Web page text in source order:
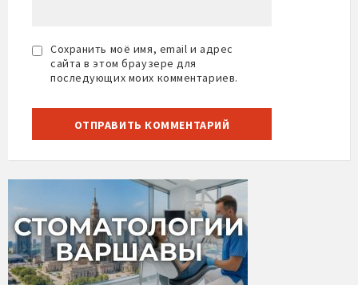
Сохранить моё имя, email и адрес
сайта в этом браузере для
последующих моих комментариев.